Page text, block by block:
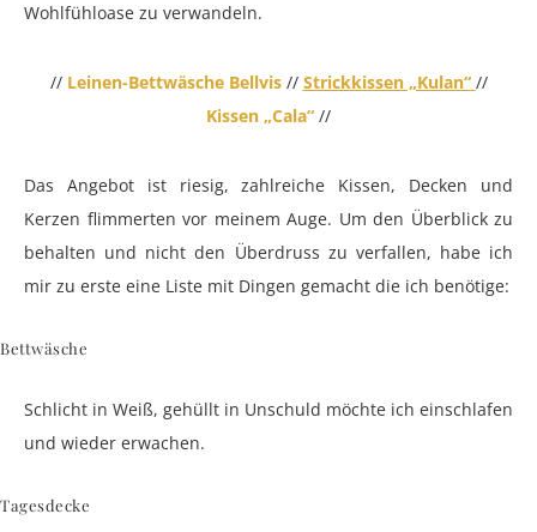
Wohlfühloase zu verwandeln.
//Leinen-Bettwäsche Bellvis // Strickkissen „Kulan“ //
Kissen „Cala“ //
Das Angebot ist riesig, zahlreiche Kissen, Decken und
Kerzen flimmerten vor meinem Auge. Um den Überblick zu
behalten und nicht den Überdruss zu verfallen, habe ich
mir zu erste eine Liste mit Dingen gemacht die ich benötige:
Bettwäsche
Schlicht in Weiß, gehüllt in Unschuld möchte ich einschlafen
und wieder erwachen.
Tagesdecke